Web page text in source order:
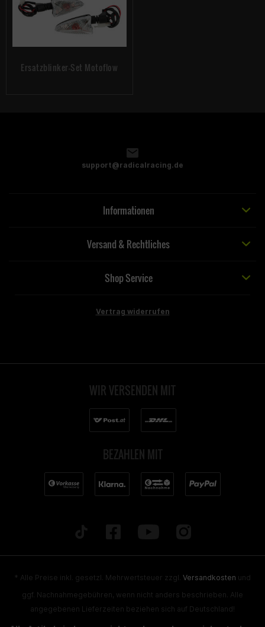
Ersatzblinker-Set Motoflow
support@radicalracing.de
Informationen
Versand & Rechtliches
Shop Service
Vertrag widerrufen
WIR VERSENDEN MIT
BEZAHLEN MIT
* Alle Preise inkl. gesetzl. Mehrwertsteuer zzgl. Versandkosten und
ggf. Nachnahmegebühren, wenn nicht anders beschrieben. Alle
angegebenen Lieferzeiten beziehen sich auf Deutschland!